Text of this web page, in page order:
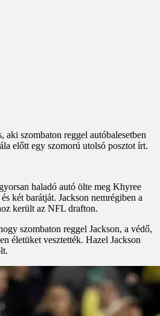
aki szombaton reggel autóbalesetben
előtt egy szomorú utolsó posztot írt.
haladó autó ölte meg Khyree
két barátját. Jackson nemrégiben a
került az NFL drafton.
szombaton reggel Jackson, a védő,
életüket vesztették. Hazel Jackson